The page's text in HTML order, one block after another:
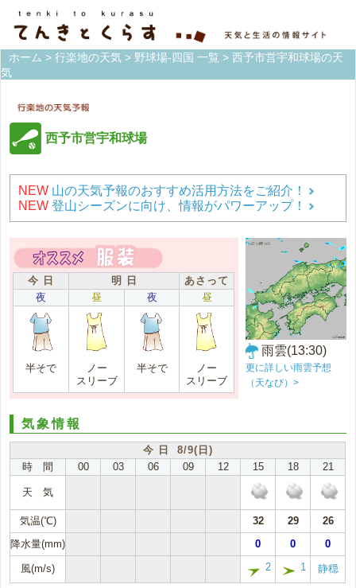
ホーム > 行楽地の天気 > 野球場-四国 一覧 > 西予市営宇和球場の天
気
西予市営宇和球場
NEW 山の天気予報のおすすめ活用方法をご紹介！
NEW 登山シーズンに向け、情報がパワーアップ！
今 日 明 日
あさって
夜
昼 夜 昼
半そで
ノー
スリーブ
半そで
ノー
スリーブ
雨雲(13:30)
更に詳しい雨雲予想
（天なび）>
気象情報
今 日 8/9(日)
時 間
00 03 06 09 12 15 18 21
天 気
気温(℃) 32 29
26
降水量(mm)
0 0 0
風(m/s) 2 1 静穏